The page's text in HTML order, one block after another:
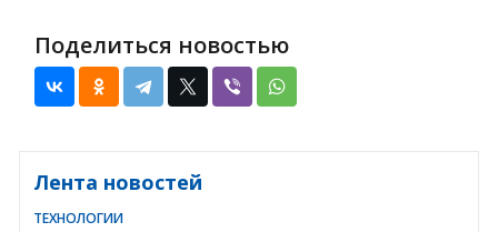
Поделиться новостью
Лента новостей
ТЕХНОЛОГИИ